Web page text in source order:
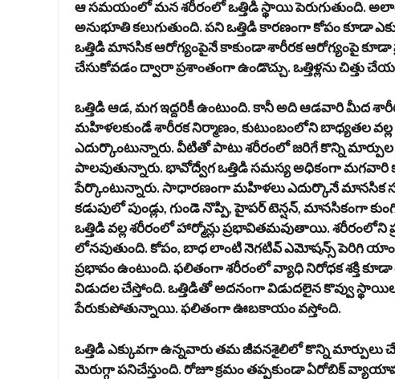
ఆ సమయంలో మన శరీరంలో ఒత్తిడి స్థాయి పెరుగుతుంది.
అనుభూతి కలుగుతుంది. పని ఒత్తిడి కారణంగా కోపం కూడా
ఒత్తిడి మానసిక ఆరోగ్యంపైనే కాకుండా శారీరక ఆరోగ్యంపై కూడా
చేసుకోవ‌డం ద్వారా ప్ర‌శాంతంగా ఉండొచ్చు. ఒత్తిళ్ల‌ను చిత్తు
ఒత్తిడి ఆడ, మగ ఇద్దరికీ ఉంటుంది. కానీ అది ఆడవారి మీద
మహిళలకుండే శారీరక నిర్మాణం, కుటుంబంలోని బాధ్యతల
ఎదుర్కొంటున్నారు. వీటితో పాటు శరీరంలో జరిగే కొన్ని
పాలవుతున్నారు. భావోద్వేగ ఒత్తిడి సమస్య అధికంగా మగవారి
పేర్కొంటున్నారు. సాధారణంగా మహిళలు ఎదుర్కొనే మానసిక
కడుపులో పుండ్లు, గుండె నొప్పి, హైపర్‌ టెన్షన్‌, మానసికంగా
ఒత్తిడి వల్ల శరీరంలో హార్మోన్లు ప్రభావితమవుతాయి. శరీరంలోని
లోనవుతుంది. కోపం, బాధ లాంటి నెగటివ్‌ ఎమోషన్స్‌ పెరిగి
ప్రభావం ఉంటుంది. ఫలితంగా శరీరంలో వ్యాధి నిరోధక శక్తి
విడుద‌ల చేస్తోంది. ఒత్తిడితో అద‌నంగా విడుద‌లైన కొవ్వు
పేరుకుపోతున్నాయి. ఫ‌లితంగా ఊబ‌కాయం వ‌స్తోంది.
ఒత్తిడి ఎక్కువ‌గా ఉన్న‌వారు త‌మ జీవ‌న‌శైలిలో కొన్ని
మెరుగ్గా ప‌నిచేస్తుంది. రోజూ క్ర‌మం త‌ప్ప‌కుండా ఏరోబిక్